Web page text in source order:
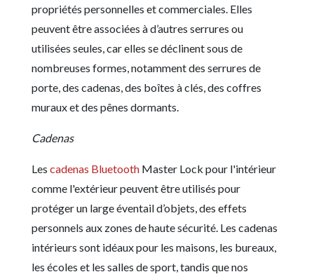
propriétés personnelles et commerciales. Elles
peuvent être associées à d’autres serrures ou
utilisées seules, car elles se déclinent sous de
nombreuses formes, notamment des serrures de
porte, des cadenas, des boîtes à clés, des coffres
muraux et des pênes dormants.
Cadenas
Les cadenas Bluetooth Master Lock pour l'intérieur
comme l'extérieur peuvent être utilisés pour
protéger un large éventail d’objets, des effets
personnels aux zones de haute sécurité. Les cadenas
intérieurs sont idéaux pour les maisons, les bureaux,
les écoles et les salles de sport, tandis que nos